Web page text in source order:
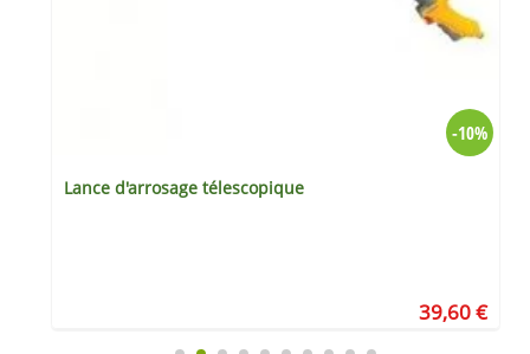
-10%
Lance d'arrosage télescopique
39,60 €